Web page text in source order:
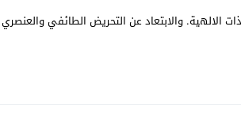
الالهية. والابتعاد عن التحريض الطائفي والعنصري